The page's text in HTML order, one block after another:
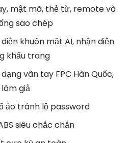
mật mã, thẻ từ, remote và
sao chép
khuôn mặt AI, nhận diện
khẩu trang
vân tay FPC Hàn Quốc,
giả
ảo tránh lộ password
siêu chắc chắn